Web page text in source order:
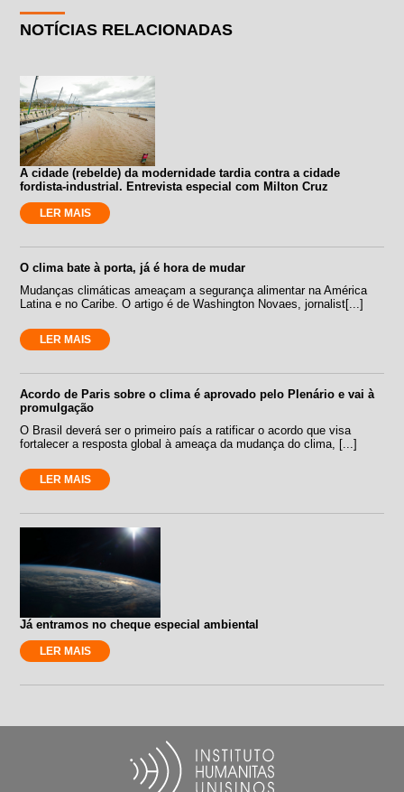
NOTÍCIAS RELACIONADAS
A cidade (rebelde) da modernidade tardia contra a cidade
fordista-industrial. Entrevista especial com Milton Cruz
LER MAIS
O clima bate à porta, já é hora de mudar
Mudanças climáticas ameaçam a segurança alimentar na América
Latina e no Caribe. O artigo é de Washington Novaes, jornalist[...]
LER MAIS
Acordo de Paris sobre o clima é aprovado pelo Plenário e vai à
promulgação
O Brasil deverá ser o primeiro país a ratificar o acordo que visa
fortalecer a resposta global à ameaça da mudança do clima, [...]
LER MAIS
Já entramos no cheque especial ambiental
LER MAIS